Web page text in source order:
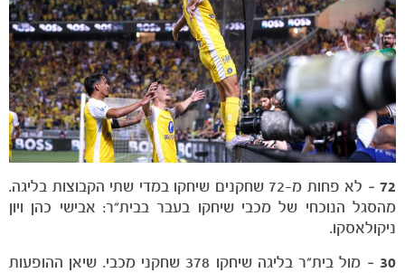
72
– לא פחות מ-72 שחקנים שיחקו במדי שתי הקבוצות בליגה.
מהסגל הנוכחי של מכבי שיחקו בעבר בבית"ר: אבישי כהן ויון
ניקולאסקו.
30
– מול בית"ר בליגה שיחקו 378 שחקני מכבי. שיאן ההופעות